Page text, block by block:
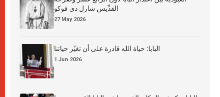
القدِّيس شارل دي فوكو
27 May 2026
البابا: حياة الله قادرة على أن تغيّر حياتنا
1 Jun 2026